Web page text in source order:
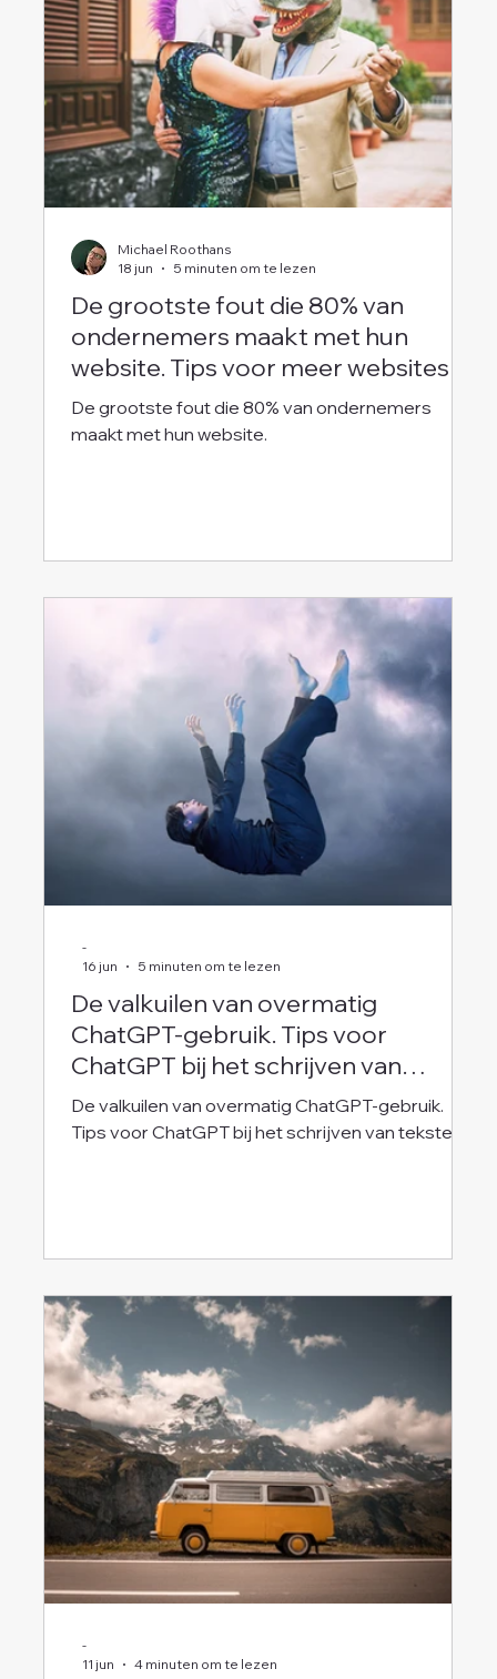
De grootste fout die 80% van
ondernemers maakt met hun
website. Tips voor meer websites
conversies.
De grootste fout die 80% van ondernemers
maakt met hun website.
Michael Roothans
18 jun
5 minuten om te lezen
De valkuilen van overmatig
ChatGPT-gebruik. Tips voor
ChatGPT bij het schrijven van
teksten
De valkuilen van overmatig ChatGPT-gebruik.
Tips voor ChatGPT bij het schrijven van teksten
-
16 jun
5 minuten om te lezen
-
11 jun
4 minuten om te lezen